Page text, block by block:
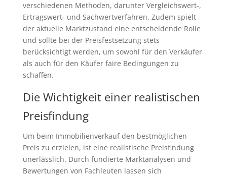
verschiedenen Methoden, darunter Vergleichswert-,
Ertragswert- und Sachwertverfahren. Zudem spielt
der aktuelle Marktzustand eine entscheidende Rolle
und sollte bei der Preisfestsetzung stets
berücksichtigt werden, um sowohl für den Verkäufer
als auch für den Käufer faire Bedingungen zu
schaffen.
Die Wichtigkeit einer realistischen
Preisfindung
Um beim Immobilienverkauf den bestmöglichen
Preis zu erzielen, ist eine realistische Preisfindung
unerlässlich. Durch fundierte Marktanalysen und
Bewertungen von Fachleuten lassen sich